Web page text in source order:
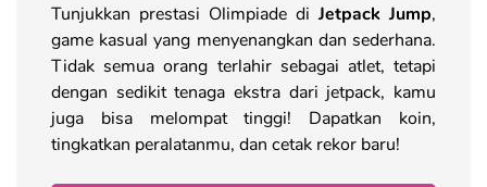
Tunjukkan prestasi Olimpiade diJetpack Jump,
game kasual yang menyenangkan dan sederhana.
Tidak semua orang terlahir sebagai atlet, tetapi
dengan sedikit tenaga ekstra dari jetpack, kamu
juga bisa melompat tinggi! Dapatkan koin,
tingkatkan peralatanmu, dan cetak rekor baru!